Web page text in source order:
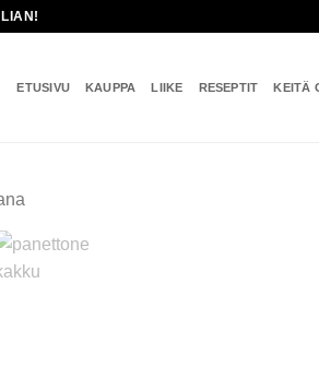
ETUSIVU KAUPPA LIIKE RESEPTIT KEITÄ